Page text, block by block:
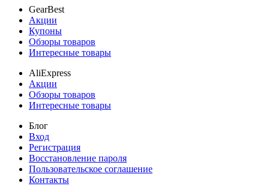
GearBest
Акции
Купоны
Обзоры товаров
Интересные товары
AliExpress
Акции
Обзоры товаров
Интересные товары
Блог
Вход
Регистрация
Восстановление пароля
Пользовательское соглашение
Контакты